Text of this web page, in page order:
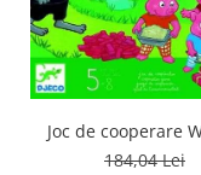
Joc de cooperare
184,04 Lei